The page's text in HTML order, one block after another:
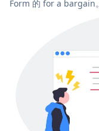
Form 的 for a bargain。